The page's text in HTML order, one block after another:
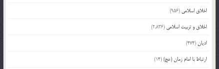
اخلاق اسلامی (956)
اخلاق و تربیت اسلامی (2,836)
ادیان(474)
ارتباط با امام زمان (عج)(14)